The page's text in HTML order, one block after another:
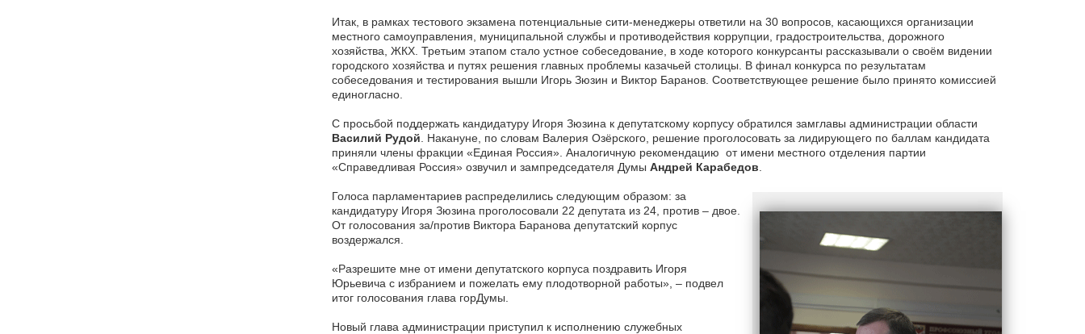
Итак, в рамках тестового экзамена потенциальные сити-менеджеры ответили на 30 вопросов, касающихся организации
местного самоуправления, муниципальной службы и противодействия коррупции, градостроительства, дорожного
хозяйства, ЖКХ. Третьим этапом стало устное собеседование, в ходе которого конкурсанты рассказывали о своём видении
городского хозяйства и путях решения главных проблемы казачьей столицы. В финал конкурса по результатам
собеседования и тестирования вышли Игорь Зюзин и Виктор Баранов. Соответствующее решение было принято комиссией
единогласно.
С просьбой поддержать кандидатуру Игоря Зюзина к депутатскому корпусу обратился замглавы администрации области
Василий Рудой . Накануне, по словам Валерия Озёрского, решение проголосовать за лидирующего по баллам кандидата
приняли члены фракции «Единая Россия». Аналогичную рекомендацию от имени местного отделения партии
«Справедливая Россия» озвучил и зампредседателя Думы Андрей Карабедов
Голоса парламентариев распределились следующим образом: за
кандидатуру Игоря Зюзина проголосовали 22 депутата из 24, против – двое.
От голосования за/против Виктора Баранова депутатский корпус
воздержался.
«Разрешите мне от имени депутатского корпуса поздравить Игоря
Юрьевича с избранием и пожелать ему плодотворной работы», – подвел
итог голосования глава горДумы.
Новый глава администрации приступил к исполнению служебных